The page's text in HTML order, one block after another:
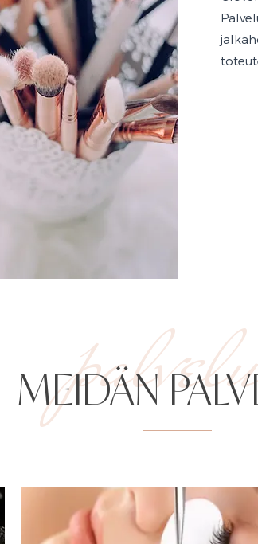
MEIDÄN